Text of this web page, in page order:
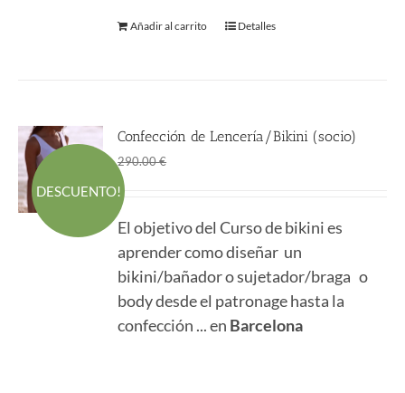
Añadir al carrito Detalles
DESCUENTO!
Confección de Lencería/Bikini (socio)
290.00€
era:
290.00 €.
es:
161.50 €.
El objetivo del Curso de bikini es
aprender como diseñar un
bikini/bañador o sujetador/braga o
body desde el patronage hasta la
confección ... en Barcelona